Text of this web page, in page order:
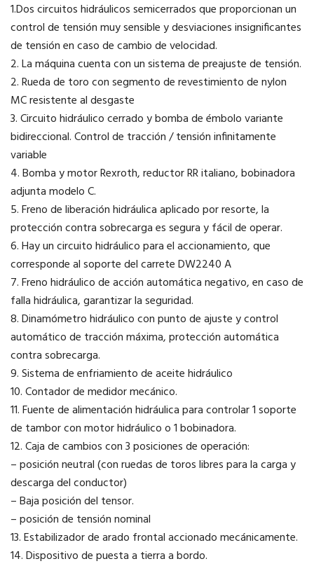
1.Dos circuitos hidráulicos semicerrados que proporcionan un
control de tensión muy sensible y desviaciones insignificantes
de tensión en caso de cambio de velocidad.
2. La máquina cuenta con un sistema de preajuste de tensión.
2. Rueda de toro con segmento de revestimiento de nylon
MC resistente al desgaste
3. Circuito hidráulico cerrado y bomba de émbolo variante
bidireccional. Control de tracción / tensión infinitamente
variable
4. Bomba y motor Rexroth, reductor RR italiano, bobinadora
adjunta modelo C.
5. Freno de liberación hidráulica aplicado por resorte, la
protección contra sobrecarga es segura y fácil de operar.
6. Hay un circuito hidráulico para el accionamiento, que
corresponde al soporte del carrete DW2240 A
7. Freno hidráulico de acción automática negativo, en caso de
falla hidráulica, garantizar la seguridad.
8. Dinamómetro hidráulico con punto de ajuste y control
automático de tracción máxima, protección automática
contra sobrecarga.
9. Sistema de enfriamiento de aceite hidráulico
10. Contador de medidor mecánico.
11. Fuente de alimentación hidráulica para controlar 1 soporte
de tambor con motor hidráulico o 1 bobinadora.
12. Caja de cambios con 3 posiciones de operación:
– posición neutral (con ruedas de toros libres para la carga y
descarga del conductor)
– Baja posición del tensor.
– posición de tensión nominal
13. Estabilizador de arado frontal accionado mecánicamente.
14. Dispositivo de puesta a tierra a bordo.